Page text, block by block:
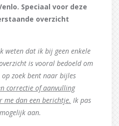
Speciaal voor deze
overzicht
weten dat ik bij geen enkele
is vooral bedoeld om
zoek bent naar bijles
correctie of aanvulling
me dan een berichtje. Ik pas
aan.